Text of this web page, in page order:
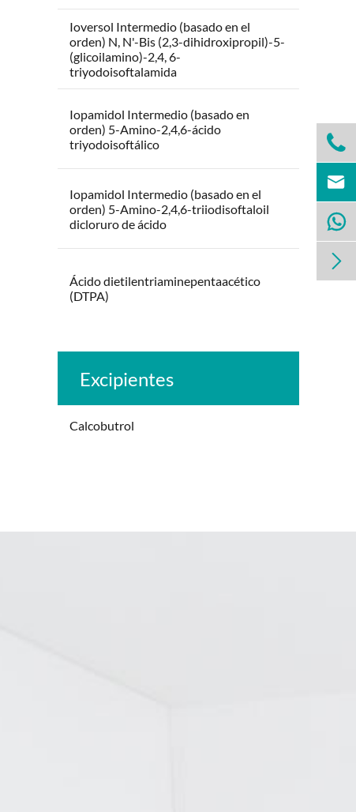
Ioversol Intermedio (basado en el
orden) N, N'-Bis (2,3-dihidroxipropil)-5-
(glicoilamino)-2,4, 6-
triyodoisoftalamida
Iopamidol Intermedio (basado en
orden) 5-Amino-2,4,6-ácido
triyodoisoftálico
Iopamidol Intermedio (basado en el
orden) 5-Amino-2,4,6-triiodisoftaloil
dicloruro de ácido
Ácido dietilentriaminepentaacético
(DTPA)
Excipientes
Calcobutrol



